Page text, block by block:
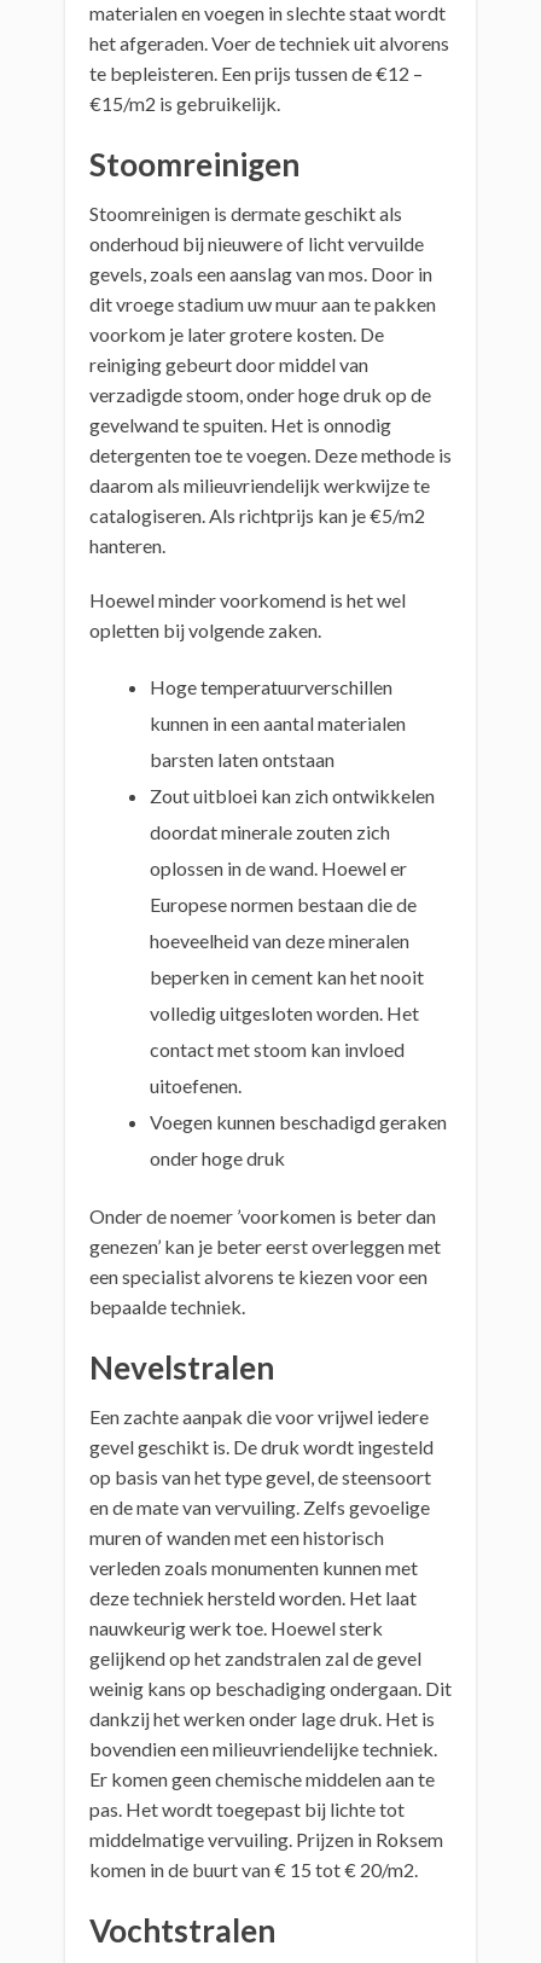
materialen en voegen in slechte staat wordt
het afgeraden. Voer de techniek uit alvorens
te bepleisteren. Een prijs tussen de €12 –
€15/m2 is gebruikelijk.
Stoomreinigen
Stoomreinigen is dermate geschikt als
onderhoud bij nieuwere of licht vervuilde
gevels, zoals een aanslag van mos. Door in
dit vroege stadium uw muur aan te pakken
voorkom je later grotere kosten. De
reiniging gebeurt door middel van
verzadigde stoom, onder hoge druk op de
gevelwand te spuiten. Het is onnodig
detergenten toe te voegen. Deze methode is
daarom als milieuvriendelijk werkwijze te
catalogiseren. Als richtprijs kan je €5/m2
hanteren.
Hoewel minder voorkomend is het wel
opletten bij volgende zaken.
Hoge temperatuurverschillen
kunnen in een aantal materialen
barsten laten ontstaan
Zout uitbloei kan zich ontwikkelen
doordat minerale zouten zich
oplossen in de wand. Hoewel er
Europese normen bestaan die de
hoeveelheid van deze mineralen
beperken in cement kan het nooit
volledig uitgesloten worden. Het
contact met stoom kan invloed
uitoefenen.
Voegen kunnen beschadigd geraken
onder hoge druk
Onder de noemer ’voorkomen is beter dan
genezen’ kan je beter eerst overleggen met
een specialist alvorens te kiezen voor een
bepaalde techniek.
Nevelstralen
Een zachte aanpak die voor vrijwel iedere
gevel geschikt is. De druk wordt ingesteld
op basis van het type gevel, de steensoort
en de mate van vervuiling. Zelfs gevoelige
muren of wanden met een historisch
verleden zoals monumenten kunnen met
deze techniek hersteld worden. Het laat
nauwkeurig werk toe. Hoewel sterk
gelijkend op het zandstralen zal de gevel
weinig kans op beschadiging ondergaan. Dit
dankzij het werken onder lage druk. Het is
bovendien een milieuvriendelijke techniek.
Er komen geen chemische middelen aan te
pas. Het wordt toegepast bij lichte tot
middelmatige vervuiling. Prijzen in Roksem
komen in de buurt van € 15 tot € 20/m2.
Vochtstralen